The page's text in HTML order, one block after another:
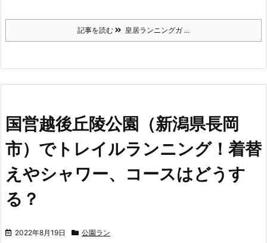
記事を読む 皇居ランニングガ ...
国営越後丘陵公園（新潟県長岡
市）でトレイルランニング！着替
えやシャワー、コースはどうす
る？
2022年8月19日 公園ラン